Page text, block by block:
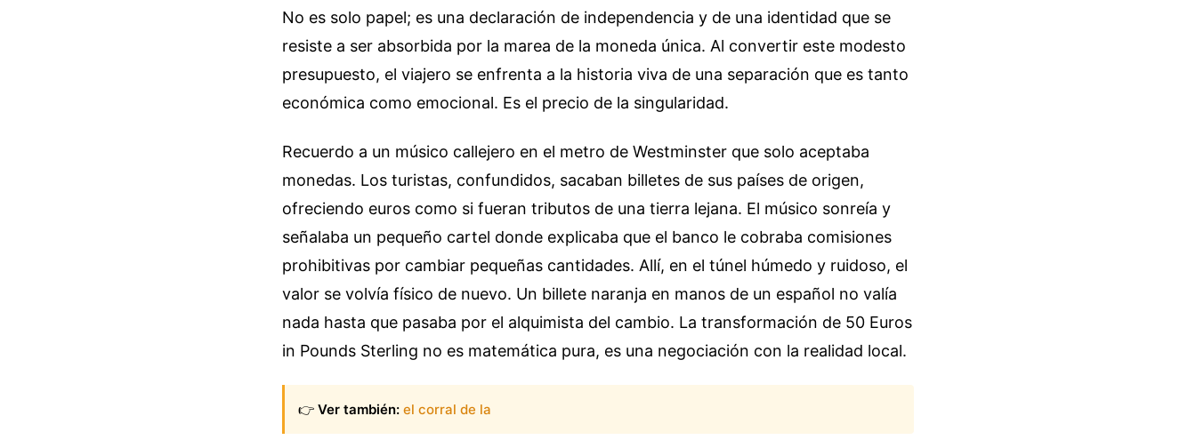
No es solo papel; es una declaración de independencia y de una identidad que se
resiste a ser absorbida por la marea de la moneda única. Al convertir este modesto
presupuesto, el viajero se enfrenta a la historia viva de una separación que es tanto
económica como emocional. Es el precio de la singularidad.
Recuerdo a un músico callejero en el metro de Westminster que solo aceptaba
monedas. Los turistas, confundidos, sacaban billetes de sus países de origen,
ofreciendo euros como si fueran tributos de una tierra lejana. El músico sonreía y
señalaba un pequeño cartel donde explicaba que el banco le cobraba comisiones
prohibitivas por cambiar pequeñas cantidades. Allí, en el túnel húmedo y ruidoso, el
valor se volvía físico de nuevo. Un billete naranja en manos de un español no valía
nada hasta que pasaba por el alquimista del cambio. La transformación de 50 Euros
in Pounds Sterling no es matemática pura, es una negociación con la realidad local.
👉 Ver también: el corral de la